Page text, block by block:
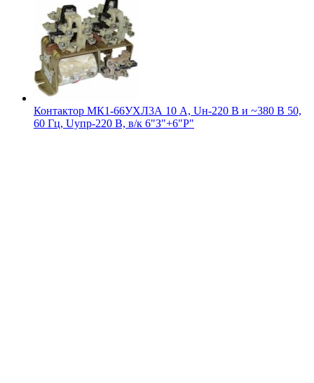
Контактор МК1-66УХЛ3А 10 А, Uн-220 В и ~380 В 50,
60 Гц, Uупр-220 В, в/к 6"З"+6"Р"